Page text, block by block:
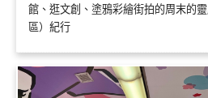
館、逛文創、塗鴉彩繪街拍的周末的
區）紀行